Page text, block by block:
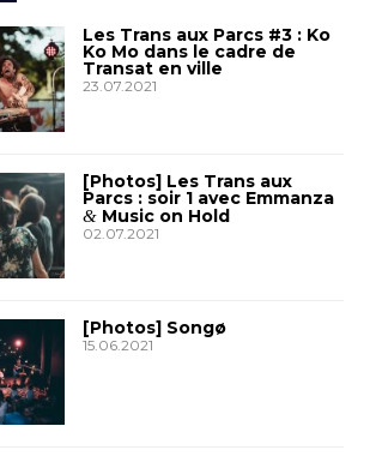
Les Trans aux Parcs #3 : Ko
Ko Mo dans le cadre de
Transat en ville
23.07.2021
[Photos] Les Trans aux
Parcs : soir 1 avec Emmanza
& Music on Hold
02.07.2021
[Photos] Songø
15.06.2021